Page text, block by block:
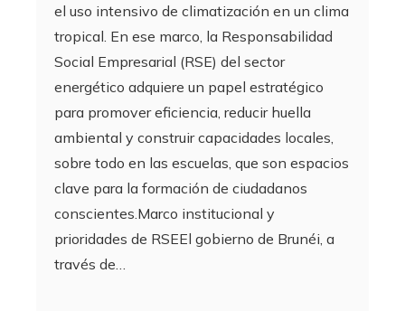
el uso intensivo de climatización en un clima
tropical. En ese marco, la Responsabilidad
Social Empresarial (RSE) del sector
energético adquiere un papel estratégico
para promover eficiencia, reducir huella
ambiental y construir capacidades locales,
sobre todo en las escuelas, que son espacios
clave para la formación de ciudadanos
conscientes.Marco institucional y
prioridades de RSEEl gobierno de Brunéi, a
través de…